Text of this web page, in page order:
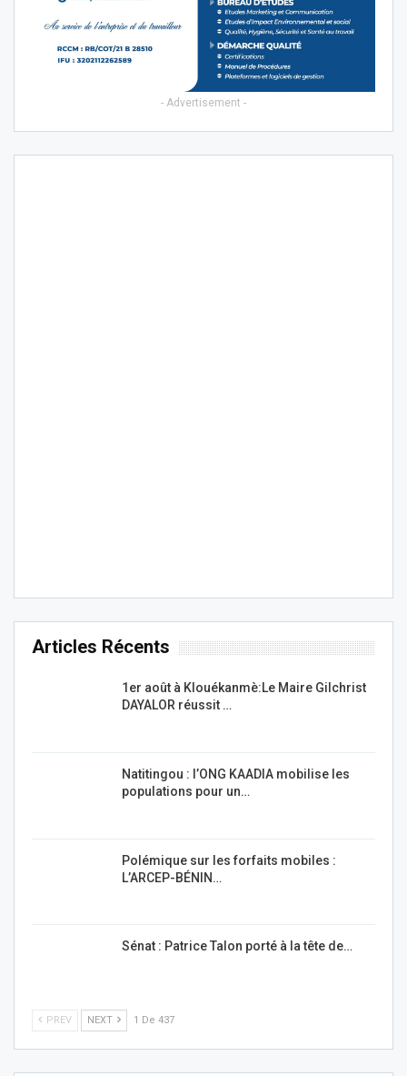
- Advertisement -
Articles Récents
1er août à Klouékanmè:Le Maire Gilchrist
DAYALOR réussit …
Natitingou : l’ONG KAADIA mobilise les
populations pour un…
Polémique sur les forfaits mobiles :
L’ARCEP-BÉNIN…
Sénat : Patrice Talon porté à la tête de…
PREV NEXT 1 De 437